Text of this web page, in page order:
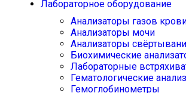
Лабораторное оборудование
Анализаторы газов
Анализаторы мочи
Анализаторы
Биохимические
Лабораторные
Гематологические
Гемоглобинометры